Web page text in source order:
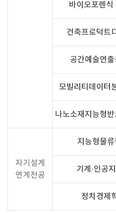
바이오포렌식
건축프로덕트
공간예술연
모빌리티데이터
나노소재지능형
자기설계
연계전공
지능형물
기계·인공
정치경제